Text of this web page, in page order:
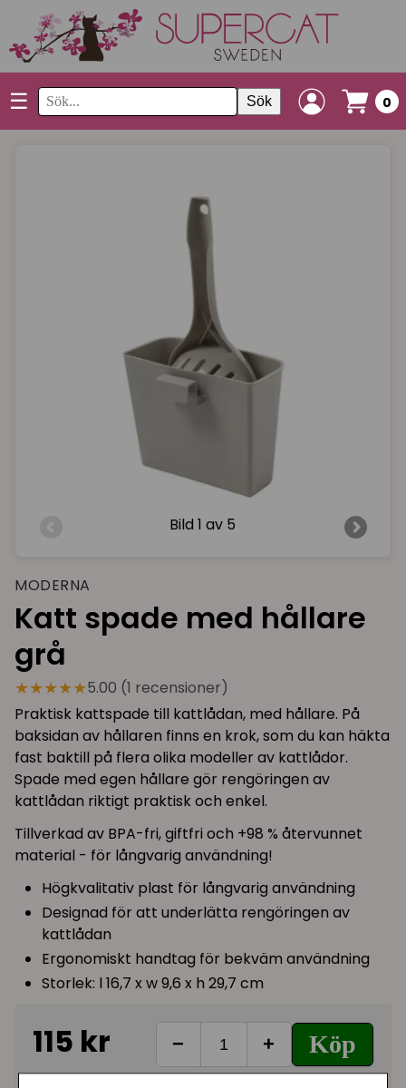
☰ Sök 0
Bild1 av 5
MODERNA
Katt spade med hållare
grå
★★★★★5.00 (1 recensioner)
Praktisk kattspade till kattlådan, med hållare. På
baksidan av hållaren finns en krok, som du kan häkta
fast baktill på flera olika modeller av kattlådor.
Spade med egen hållare gör rengöringen av
kattlådan riktigt praktisk och enkel.
Tillverkad av BPA-fri, giftfri och +98 % återvunnet
material - för långvarig användning!
Högkvalitativ plast för långvarig användning
Designad för att underlätta rengöringen av
kattlådan
Ergonomiskt handtag för bekväm användning
Storlek: l 16,7 x w 9,6 x h 29,7 cm
115 kr − + Köp